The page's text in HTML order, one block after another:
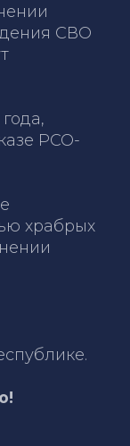
СВО
РСО-
храбрых